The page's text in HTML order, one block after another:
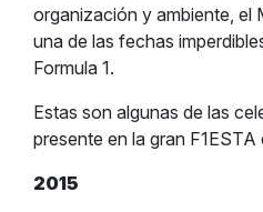
organización y ambiente, el
una de las fechas
Formula 1.
Estas son algunas de las
presente en la gran
2015